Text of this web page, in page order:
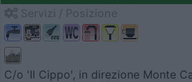
C/o 'Il Cippo', in direzione Monte